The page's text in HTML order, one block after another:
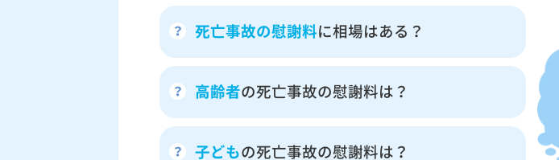
死亡事故の慰謝料に相場はある？
高齢者の死亡事故の慰謝料は？
子どもの死亡事故の慰謝料は？